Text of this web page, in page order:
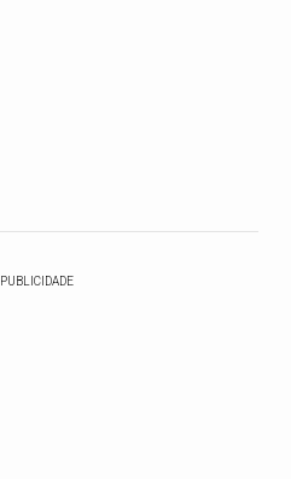
PUBLICIDADE